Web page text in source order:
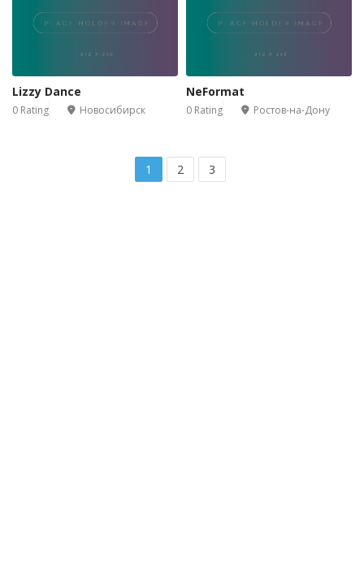
Lizzy Dance
0 Rating Новосибирск
NeFormat
0 Rating Ростов-на-Дону
1 2 3